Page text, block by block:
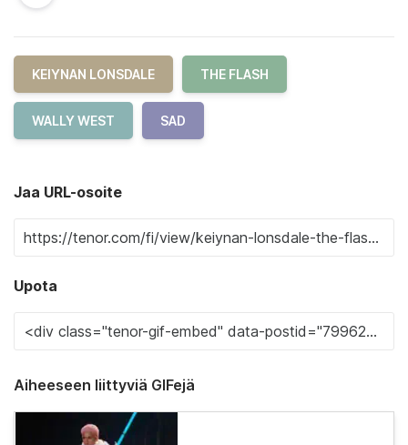
KEIYNAN LONSDALE THE FLASH
WALLY WEST SAD
Jaa URL-osoite
Upota
Aiheeseen liittyviä GIFejä